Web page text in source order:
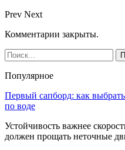
Prev Next
Комментарии закрыты.
Популярное
Первый сапборд: как
по воде
Устойчивость важнее
должен прощать неточные